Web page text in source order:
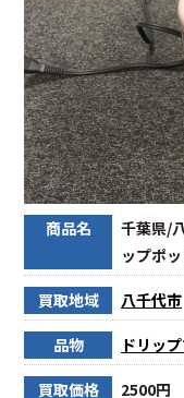
商品名
千葉県/
ップポ
買取地域 八千代市
品物 ドリッ
買取価格 2500円